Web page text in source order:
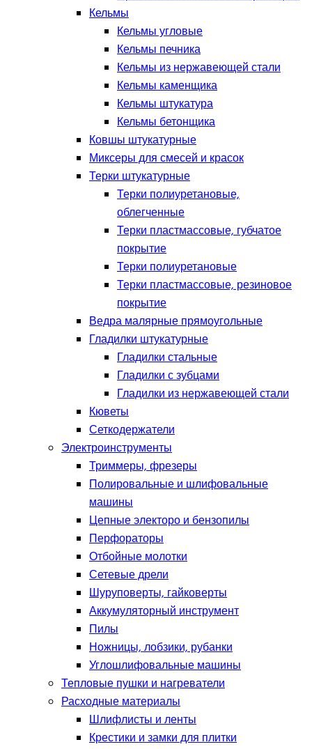
Кельмы
Кельмы угловые
Кельмы печника
Кельмы из нержавеющей стали
Кельмы каменщика
Кельмы штукатура
Кельмы бетонщика
Ковшы штукатурные
Миксеры для смесей и красок
Терки штукатурные
Терки полиуретановые,
облегченные
Терки пластмассовые, губчатое
покрытие
Терки полиуретановые
Терки пластмассовые, резиновое
покрытие
Ведра малярные прямоугольные
Гладилки штукатурные
Гладилки стальные
Гладилки с зубцами
Гладилки из нержавеющей стали
Кюветы
Сеткодержатели
Электроинструменты
Триммеры, фрезеры
Полировальные и шлифовальные
машины
Цепные электоро и бензопилы
Перфораторы
Отбойные молотки
Сетевые дрели
Шуруповерты, гайковерты
Аккумуляторный инструмент
Пилы
Ножницы, лобзики, рубанки
Углошлифовальные машины
Тепловые пушки и нагреватели
Расходные материалы
Шлифлисты и ленты
Крестики и замки для плитки